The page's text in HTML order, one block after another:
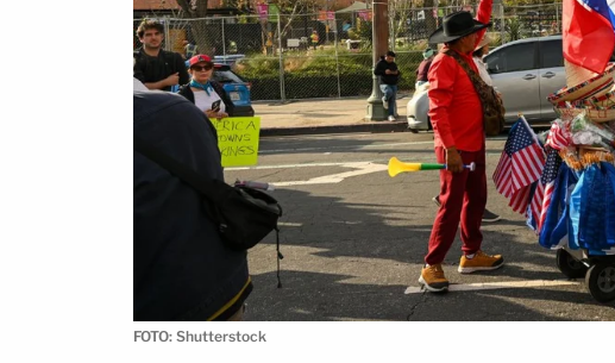
FOTO: Shutterstock